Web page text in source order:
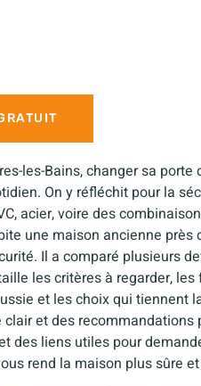
les-Bains, changer sa
On y réfléchit pour la
acier, voire des
une maison ancienne
Il a comparé plusieurs
les critères à regarder,
et les choix qui tiennent
clair et des
des liens utiles pour
rend la maison plus sûre